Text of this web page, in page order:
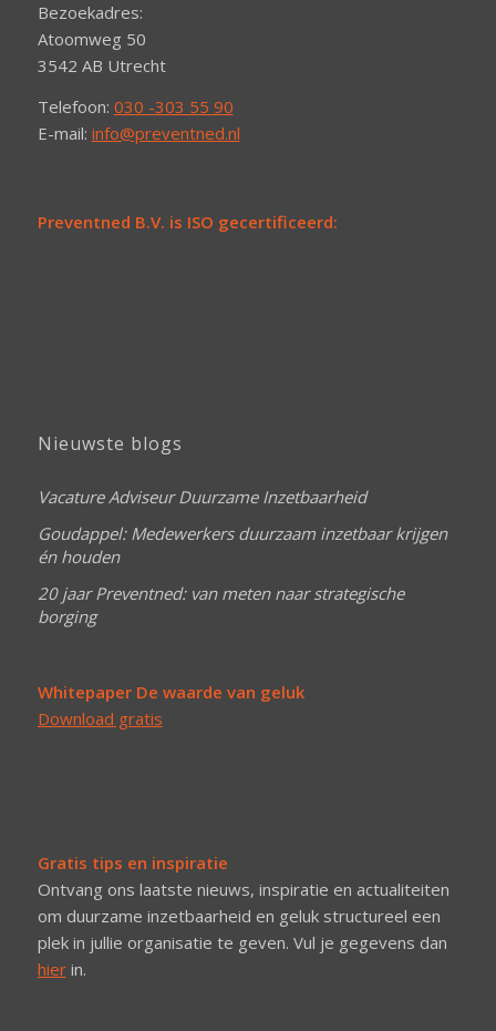
Bezoekadres:
Atoomweg 50
3542 AB Utrecht
Telefoon: 030 -303 55 90
E-mail: info@preventned.nl
Preventned B.V. is ISO gecertificeerd:
Nieuwste blogs
Vacature Adviseur Duurzame Inzetbaarheid
Goudappel: Medewerkers duurzaam inzetbaar krijgen
én houden
20 jaar Preventned: van meten naar strategische
borging
Whitepaper De waarde van geluk
Download gratis
Gratis tips en inspiratie
Ontvang ons laatste nieuws, inspiratie en actualiteiten
om duurzame inzetbaarheid en geluk structureel een
plek in jullie organisatie te geven. Vul je gegevens dan
hierin.